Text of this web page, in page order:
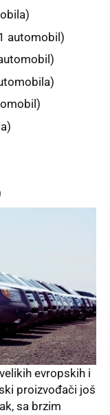
automobil)
evropskih i
proizvođači još
sa brzim